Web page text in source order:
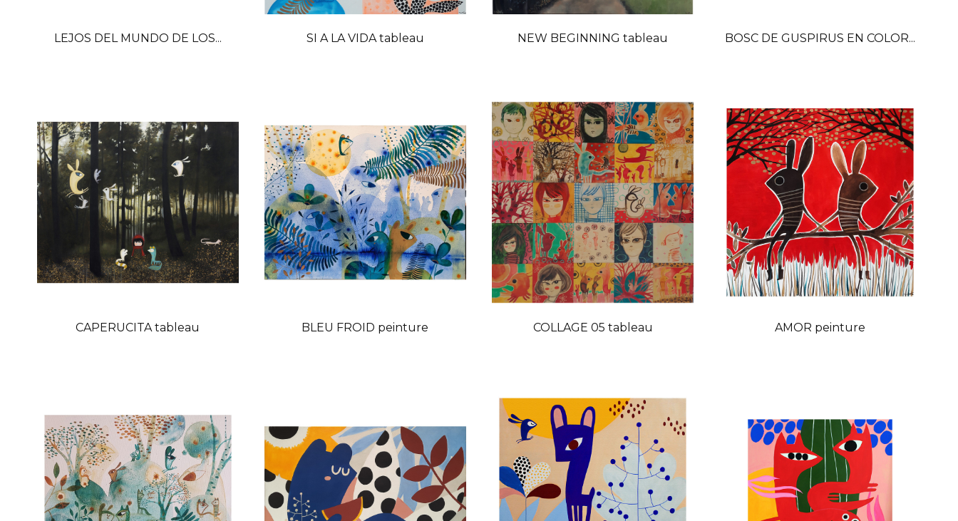
LEJOS DEL MUNDO DE LOS... SI A LA VIDA tableau NEW BEGINNING tableau BOSC DE GUSPIRUS EN COLOR...
CAPERUCITA tableau BLEU FROID peinture COLLAGE 05 tableau AMOR peinture